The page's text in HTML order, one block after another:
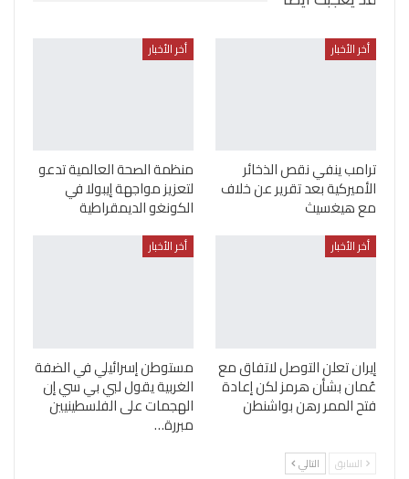
أخر الأخبار
ترامب ينفي نقص الذخائر
الأميركية بعد تقرير عن خلاف
مع هيغسيث
أخر الأخبار
منظمة الصحة العالمية تدعو
لتعزيز مواجهة إيبولا في
الكونغو الديمقراطية
أخر الأخبار
إيران تعلن التوصل لاتفاق مع
عُمان بشأن هرمز لكن إعادة
فتح الممر رهن بواشنطن
أخر الأخبار
مستوطن إسرائيلي في الضفة
الغربية يقول لبي بي سي إن
الهجمات على الفلسطينيين
مبررة…
السابق التالي